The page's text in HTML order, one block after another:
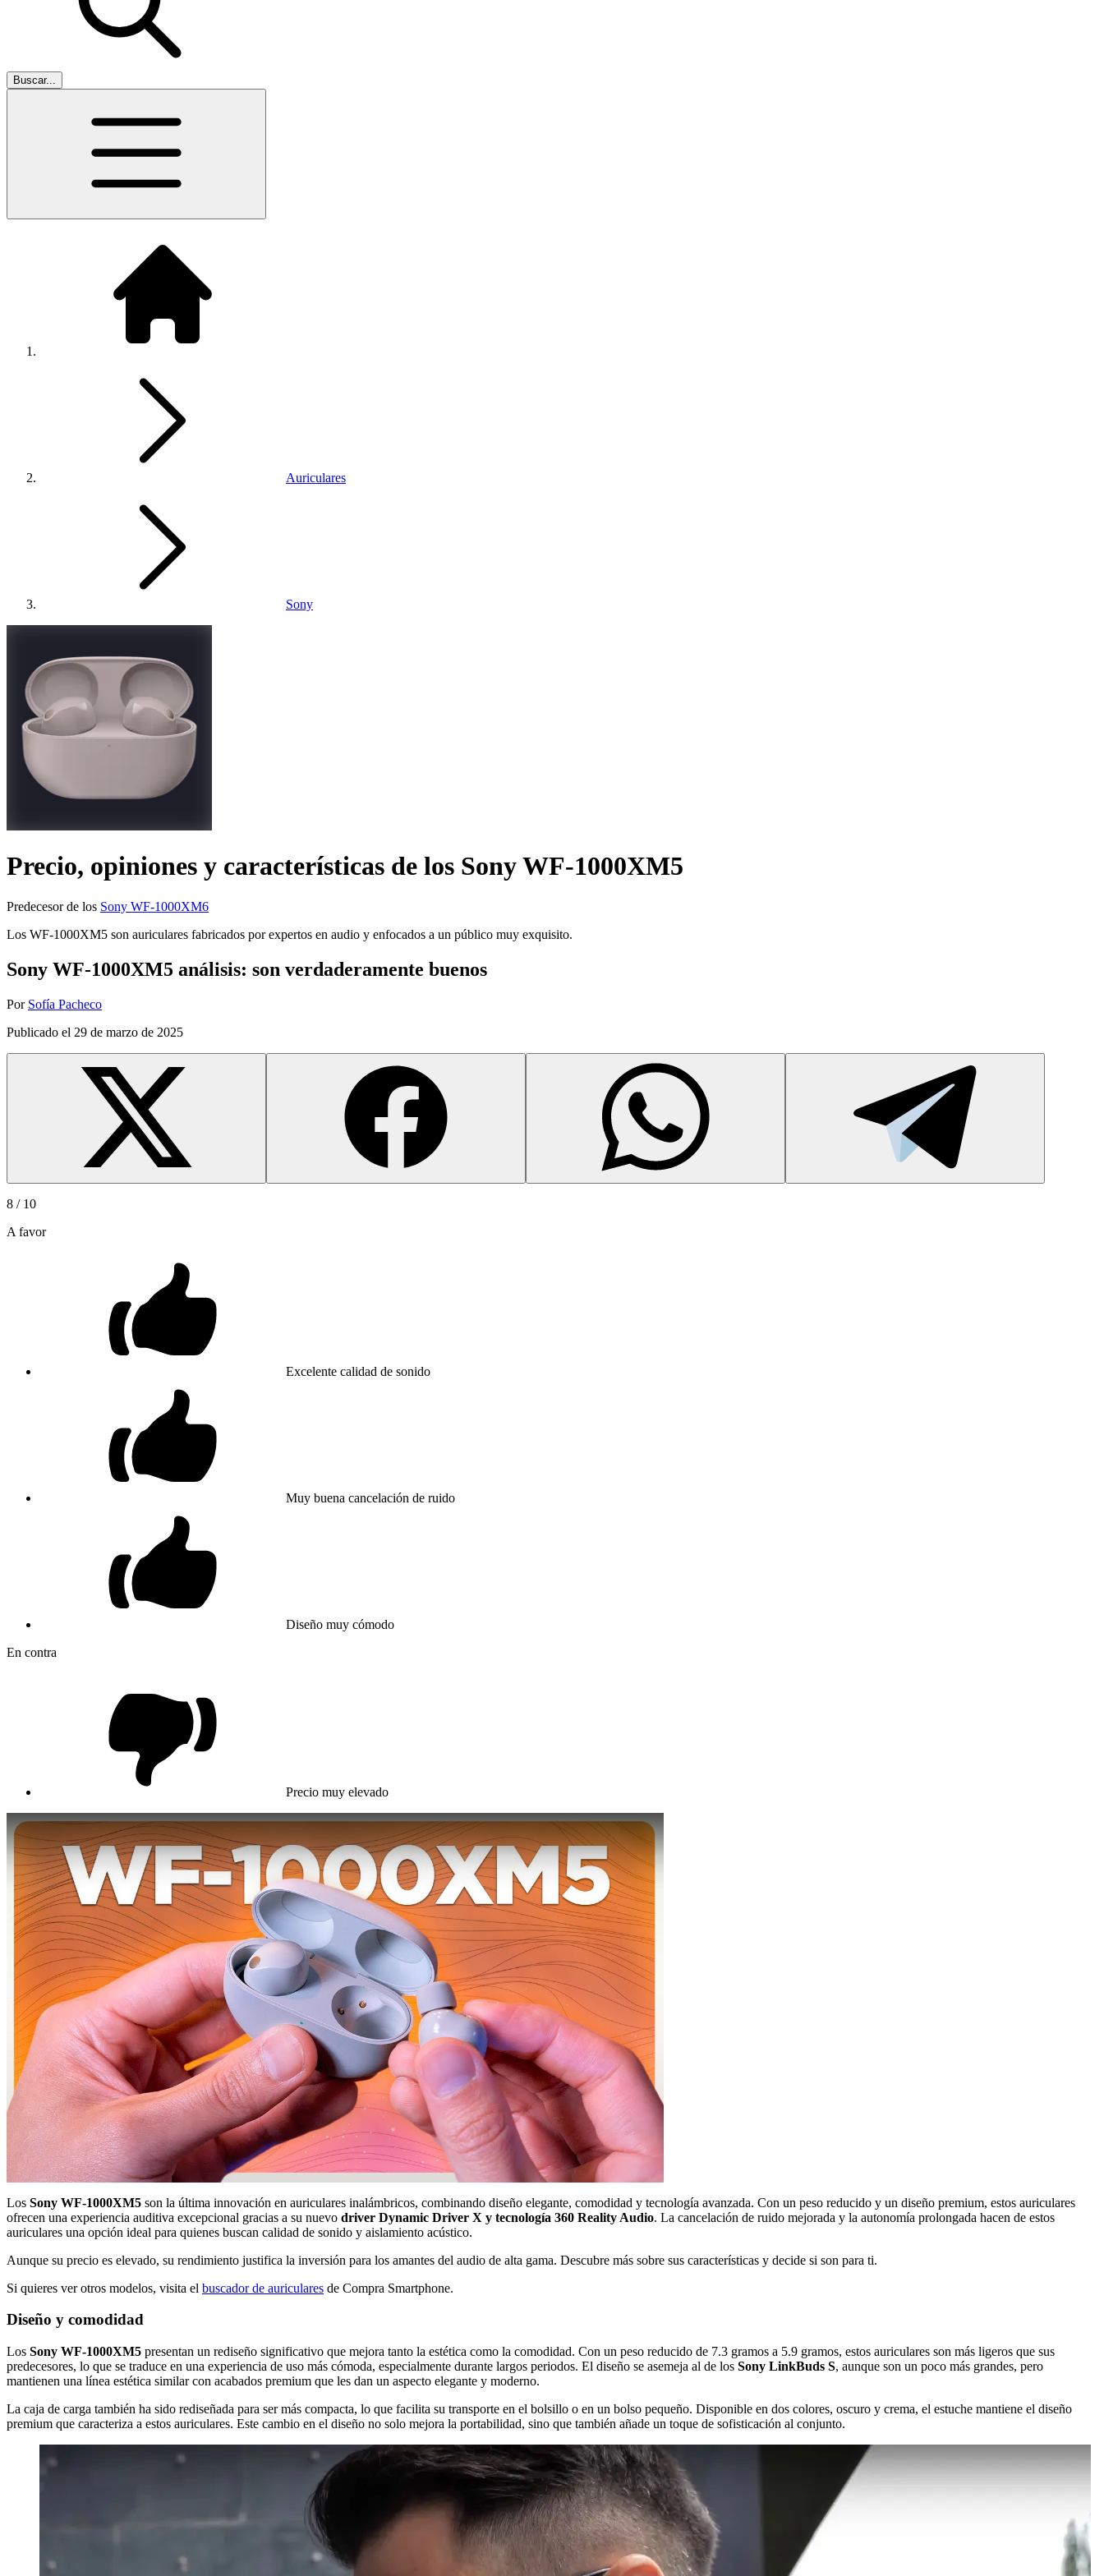
Buscar...
Auriculares
Sony
Precio, opiniones y características de los Sony WF-1000XM5
Predecesor de los Sony WF-1000XM6
Los WF-1000XM5 son auriculares fabricados por expertos en audio y enfocados a un público muy exquisito.
Sony WF-1000XM5 análisis: son verdaderamente buenos
Por Sofía Pacheco
Publicado el 29 de marzo de 2025
8 / 10
A favor
Excelente calidad de sonido
Muy buena cancelación de ruido
Diseño muy cómodo
En contra
Precio muy elevado
Los Sony WF-1000XM5 son la última innovación en auriculares inalámbricos, combinando diseño elegante, comodidad y tecnología avanzada. Con un peso reducido y un diseño premium, estos auriculares
ofrecen una experiencia auditiva excepcional gracias a su nuevo driver Dynamic Driver X y tecnología 360 Reality Audio. La cancelación de ruido mejorada y la autonomía prolongada hacen de estos
auriculares una opción ideal para quienes buscan calidad de sonido y aislamiento acústico.
Aunque su precio es elevado, su rendimiento justifica la inversión para los amantes del audio de alta gama. Descubre más sobre sus características y decide si son para ti.
Si quieres ver otros modelos, visita el buscador de auriculares de Compra Smartphone.
Diseño y comodidad
Los Sony WF-1000XM5 presentan un rediseño significativo que mejora tanto la estética como la comodidad. Con un peso reducido de 7.3 gramos a 5.9 gramos, estos auriculares son más ligeros que sus
predecesores, lo que se traduce en una experiencia de uso más cómoda, especialmente durante largos periodos. El diseño se asemeja al de los Sony LinkBuds S, aunque son un poco más grandes, pero
mantienen una línea estética similar con acabados premium que les dan un aspecto elegante y moderno.
La caja de carga también ha sido rediseñada para ser más compacta, lo que facilita su transporte en el bolsillo o en un bolso pequeño. Disponible en dos colores, oscuro y crema, el estuche mantiene el diseño
premium que caracteriza a estos auriculares. Este cambio en el diseño no solo mejora la portabilidad, sino que también añade un toque de sofisticación al conjunto.